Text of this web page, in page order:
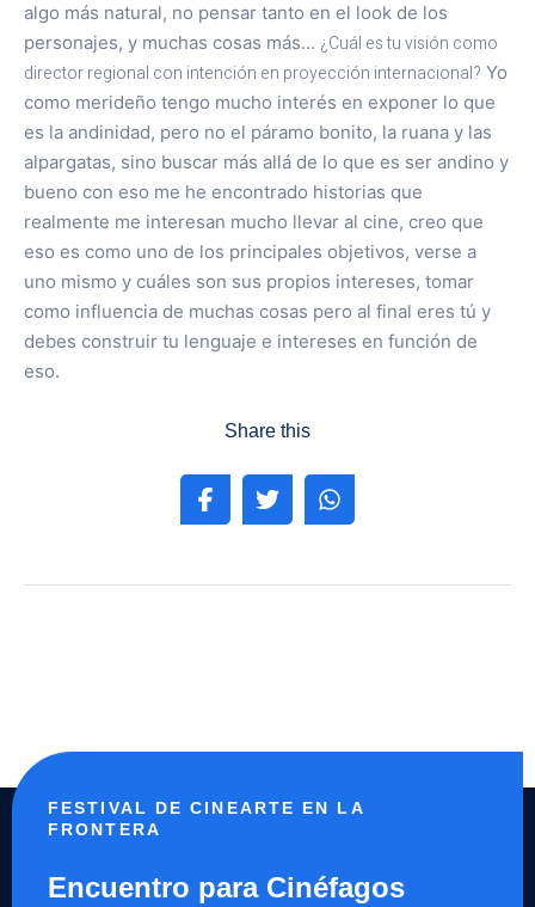
algo más natural, no pensar tanto en el look de los
personajes, y muchas cosas más… ¿Cuál es tu visión como
director regional con intención en proyección internacional? Yo
como merideño tengo mucho interés en exponer lo que
es la andinidad, pero no el páramo bonito, la ruana y las
alpargatas, sino buscar más allá de lo que es ser andino y
bueno con eso me he encontrado historias que
realmente me interesan mucho llevar al cine, creo que
eso es como uno de los principales objetivos, verse a
uno mismo y cuáles son sus propios intereses, tomar
como influencia de muchas cosas pero al final eres tú y
debes construir tu lenguaje e intereses en función de
eso.
Share this
FESTIVAL DE CINEARTE EN LA
FRONTERA
Encuentro para Cinéfagos